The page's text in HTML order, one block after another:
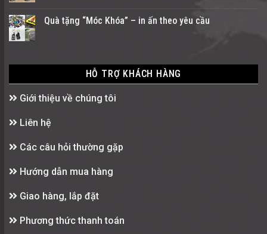
Quà tặng “Móc Khóa” – in ấn theo yêu cầu
HỖ TRỢ KHÁCH HÀNG
Giới thiệu về chúng tôi
Liên hệ
Các câu hỏi thường gặp
Hướng dẫn mua hàng
Giao hàng, lắp đặt
Phương thức thanh toán